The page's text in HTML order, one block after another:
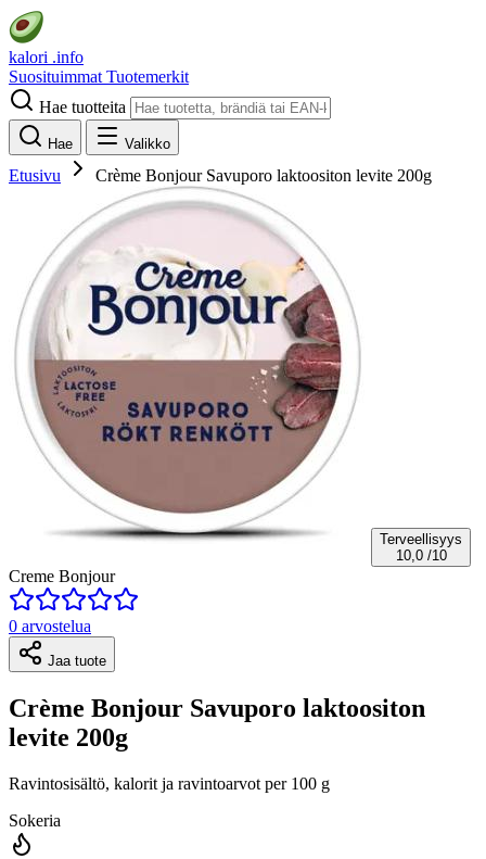
kalori .info
Suosituimmat Tuotemerkit
Hae tuotteita
Hae Valikko
Etusivu Crème Bonjour Savuporo laktoositon levite 200g
Terveellisyys
10,0 /10
Creme Bonjour
0 arvostelua
Jaa tuote
Crème Bonjour Savuporo laktoositon
levite 200g
Ravintosisältö, kalorit ja ravintoarvot per 100 g
Sokeria